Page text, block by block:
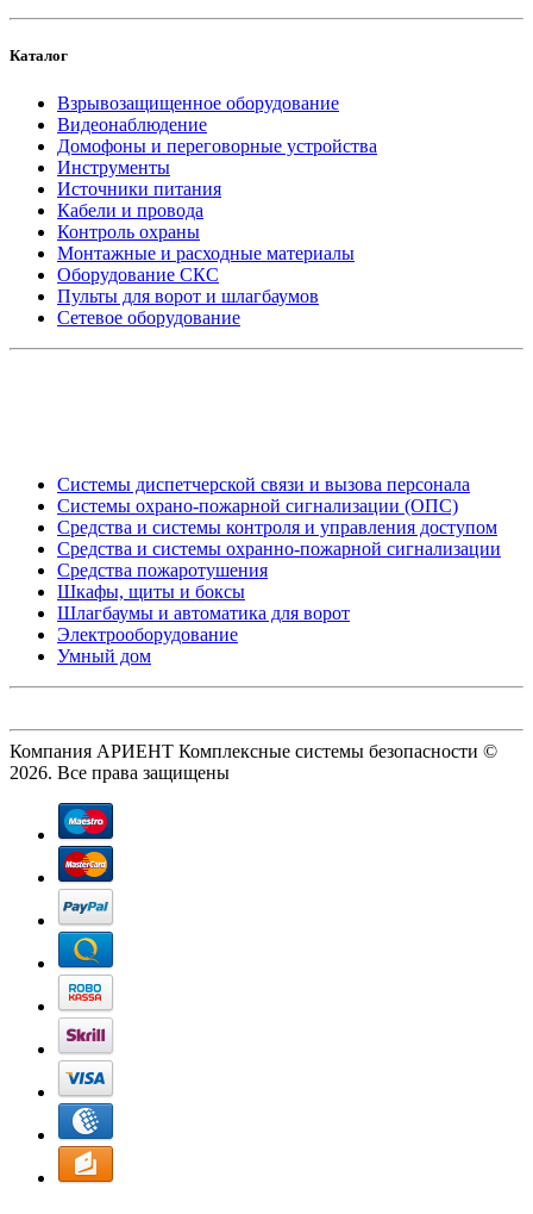
Каталог
Взрывозащищенное оборудование
Видеонаблюдение
Домофоны и переговорные устройства
Инструменты
Источники питания
Кабели и провода
Контроль охраны
Монтажные и расходные материалы
Оборудование СКС
Пульты для ворот и шлагбаумов
Сетевое оборудование
Системы диспетчерской связи и вызова персонала
Системы охрано-пожарной сигнализации (ОПС)
Средства и системы контроля и управления доступом
Средства и системы охранно-пожарной сигнализации
Средства пожаротушения
Шкафы, щиты и боксы
Шлагбаумы и автоматика для ворот
Электрооборудование
Умный дом
Компания АРИЕНТ Комплексные системы безопасности ©
2026. Все права защищены